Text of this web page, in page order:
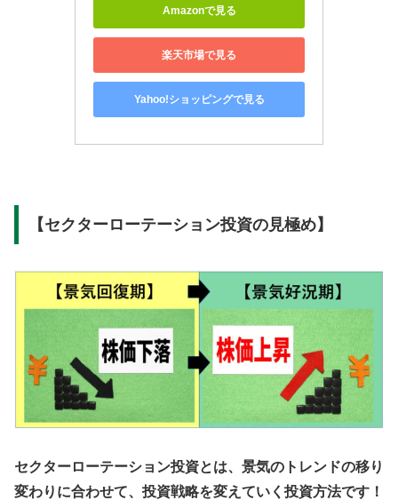
Amazonで見る
楽天市場で見る
Yahoo!ショッピングで見る
【セクターローテーション投資の見極め】
セクターローテーション投資とは、景気のトレンドの移り
変わりに合わせて、投資戦略を変えていく投資方法です！